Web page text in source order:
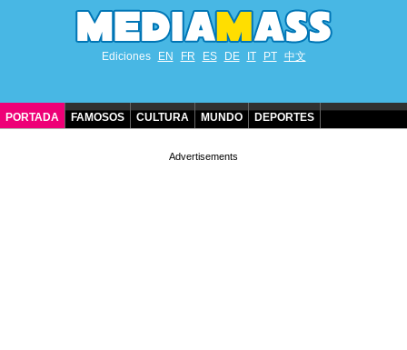
Ediciones EN FR ES DE IT PT 中文
PORTADA FAMOSOS CULTURA MUNDO DEPORTES